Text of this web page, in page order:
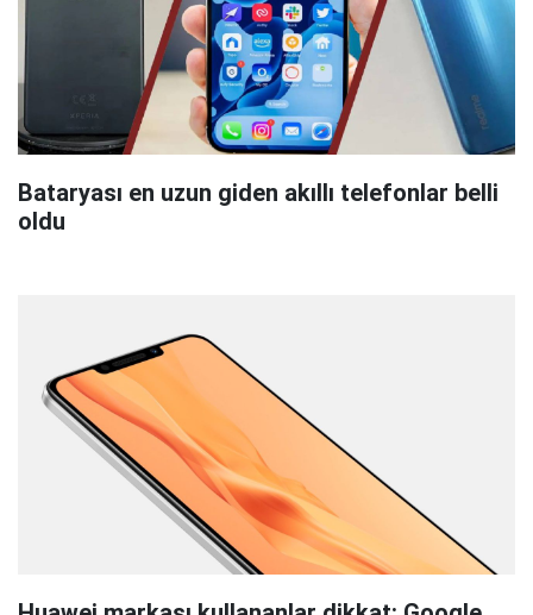
Bataryası en uzun giden akıllı telefonlar belli
oldu